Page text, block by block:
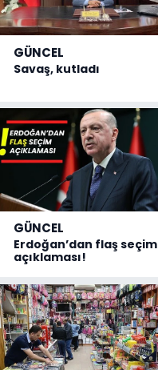
GÜNCEL
Savaş, kutladı
GÜNCEL
Erdoğan’dan flaş seçim
açıklaması!